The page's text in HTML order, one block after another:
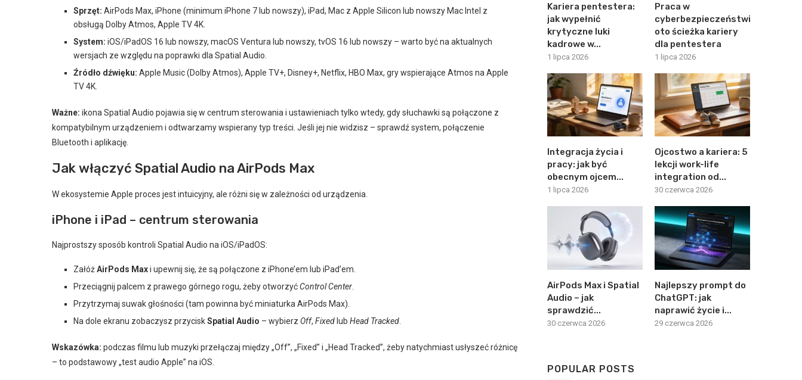
Sprzęt: AirPods Max, iPhone (minimum iPhone 7 lub nowszy), iPad, Mac z Apple Silicon lub nowszy Mac Intel z
obsługą Dolby Atmos, Apple TV 4K.
System: iOS/iPadOS 16 lub nowszy, macOS Ventura lub nowszy, tvOS 16 lub nowszy – warto być na aktualnych
wersjach ze względu na poprawki dla Spatial Audio.
Źródło dźwięku: Apple Music (Dolby Atmos), Apple TV+, Disney+, Netflix, HBO Max, gry wspierające Atmos na Apple
TV 4K.
Ważne: ikona Spatial Audio pojawia się w centrum sterowania i ustawieniach tylko wtedy, gdy słuchawki są połączone z
kompatybilnym urządzeniem i odtwarzamy wspierany typ treści. Jeśli jej nie widzisz – sprawdź system, połączenie
Bluetooth i aplikację.
Jak włączyć Spatial Audio na AirPods Max
W ekosystemie Apple proces jest intuicyjny, ale różni się w zależności od urządzenia.
iPhone i iPad – centrum sterowania
Najprostszy sposób kontroli Spatial Audio na iOS/iPadOS:
ZałóżAirPods Maxi upewnij się, że są połączone z iPhone’em lub iPad’em.
Przeciągnij palcem z prawego górnego rogu, żeby otworzyćControl Center
Przytrzymaj suwak głośności (tam powinna być miniaturka AirPods Max).
Na dole ekranu zobaczysz przyciskSpatial Audio – wybierz Off, Fixed lub Head Tracked
Wskazówka: podczas filmu lub muzyki przełączaj między „Off”, „Fixed” i „Head Tracked”, żeby natychmiast usłyszeć różnicę
– to podstawowy „test audio Apple” na iOS.
Kariera pentestera:
jak wypełnić
krytyczne luki
kadrowe w...
1 lipca 2026
Praca w
cyberbezpieczeństwie:
oto ścieżka kariery
dla pentestera
1 lipca 2026
Integracja życia i
pracy: jak być
obecnym ojcem...
1 lipca 2026
Ojcostwo a kariera: 5
lekcji work-life
integration od...
30 czerwca 2026
AirPods Max i Spatial
Audio – jak
sprawdzić...
30 czerwca 2026
Najlepszy prompt do
ChatGPT: jak
naprawić życie i...
29 czerwca 2026
POPULAR POSTS